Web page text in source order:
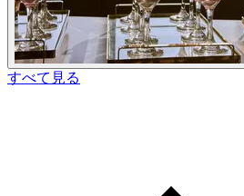
すべて見る